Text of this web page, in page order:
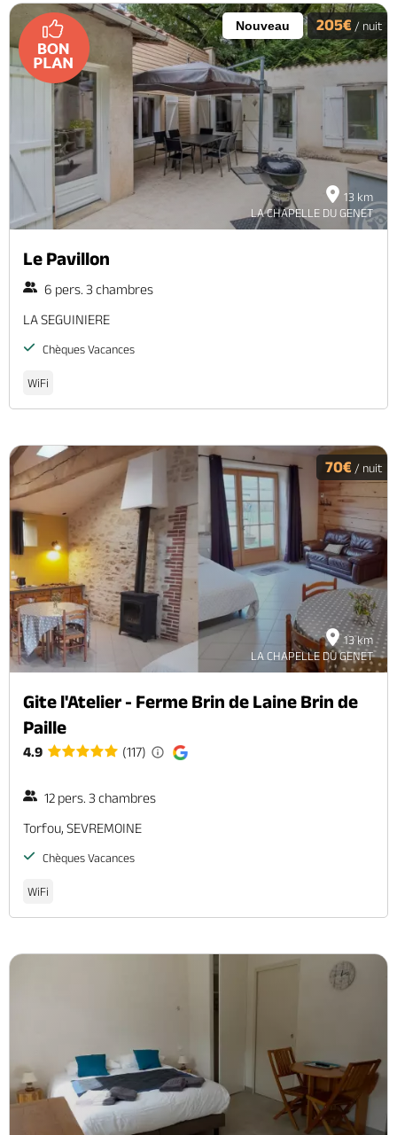
13 km
LA CHAPELLE DU GENET
Nouveau 205€ / nuit
Le Pavillon
6 pers. 3 chambres
LA SEGUINIERE
Chèques Vacances
WiFi
13 km
LA CHAPELLE DU GENET
70€ / nuit
Gite l'Atelier - Ferme Brin de Laine Brin de
Paille
4.9 (117)
12 pers. 3 chambres
Torfou, SEVREMOINE
Chèques Vacances
WiFi